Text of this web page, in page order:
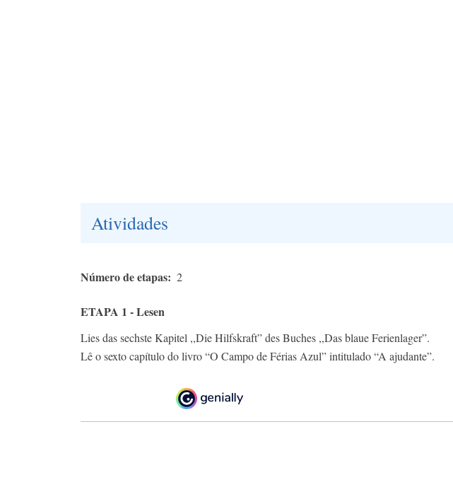
Atividades
Número de etapas 2
ETAPA 1 - Lesen
Lies das sechste Kapitel ,,Die Hilfskraft” des Buches ,,Das blaue Ferienlager”.
Lê o sexto capítulo do livro “O Campo de Férias Azul” intitulado “A ajudante”.